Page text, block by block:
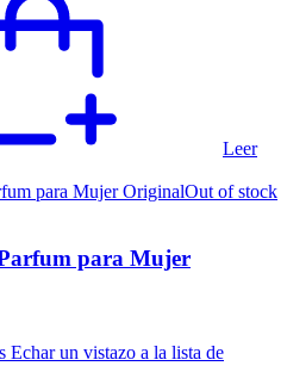
Leer
Out of stock
para Mujer
Echar un vistazo a la lista de